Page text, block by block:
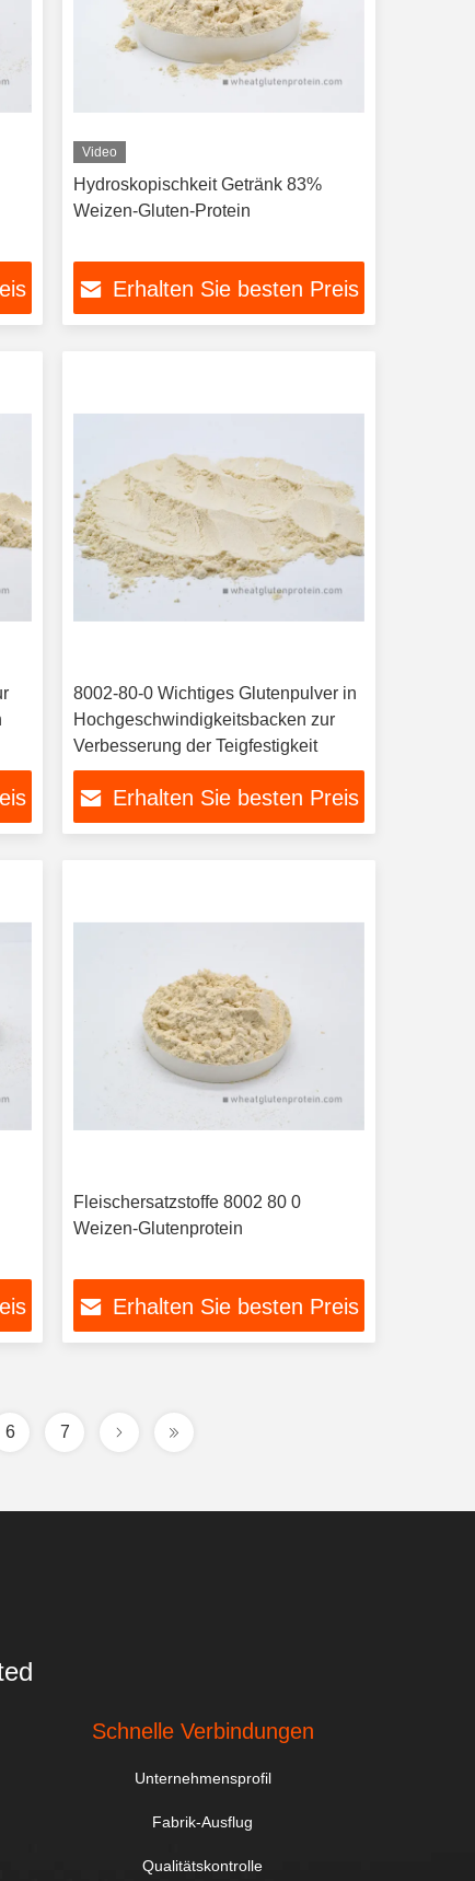
Video
Hydroskopischkeit Getränk 83%
Weizen-Gluten-Protein
Erhalten Sie besten Preis
8002-80-0 Wichtiges Glutenpulver in
Hochgeschwindigkeitsbacken zur
Verbesserung der Teigfestigkeit
Erhalten Sie besten Preis
Fleischersatzstoffe 8002 80 0
Weizen-Glutenprotein
Erhalten Sie besten Preis
6 7
Schnelle Verbindungen
Unternehmensprofil
Fabrik-Ausflug
Qualitätskontrolle